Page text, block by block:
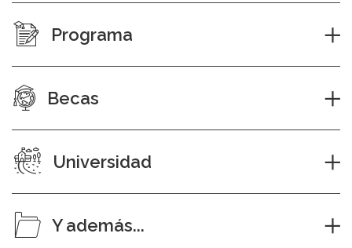
Programa
Becas
Universidad
Y además...